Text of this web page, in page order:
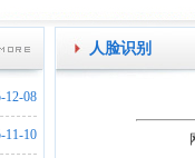
12-08
11-10
人脸识别